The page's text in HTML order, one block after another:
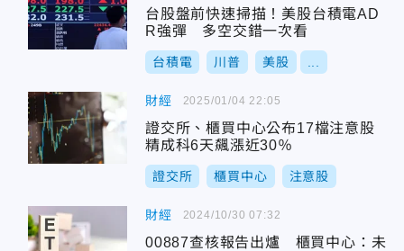
台股盤前快速掃描！美股台積電AD
R強彈 多空交錯一次看
台積電 川普 美股
財經
證交所、櫃買中心公布17檔注意股
精成科6天飆漲近30％
證交所 櫃買中心 注意股
2025/01/04 22:05
財經
00887查核報告出爐 櫃買中心：未
2024/10/30 07:32